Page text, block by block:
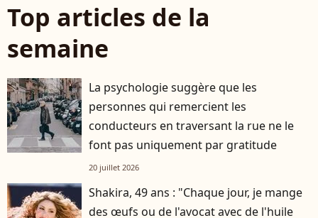
Top articles de la
semaine
La psychologie suggère que les
personnes qui remercient les
conducteurs en traversant la rue ne le
font pas uniquement par gratitude
20 juillet 2026
Shakira, 49 ans : "Chaque jour, je mange
des œufs ou de l'avocat avec de l'huile